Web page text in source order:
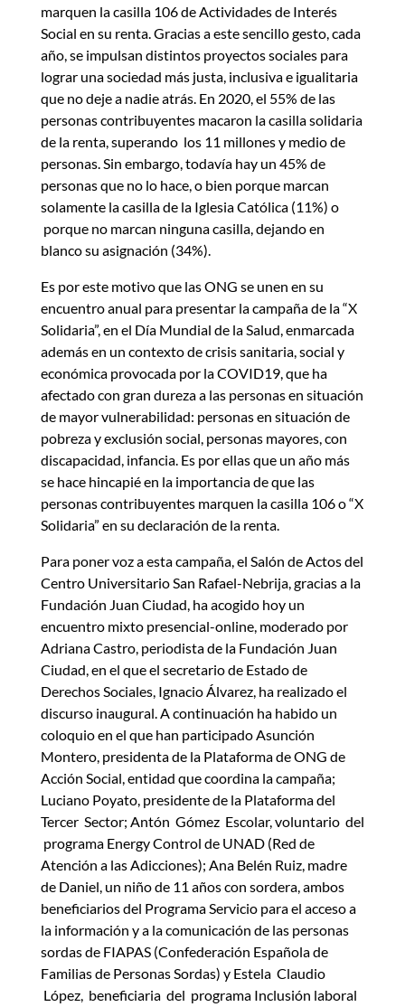
marquen la casilla 106 de Actividades de Interés
Social en su renta. Gracias a este sencillo gesto, cada
año, se impulsan distintos proyectos sociales para
lograr una sociedad más justa, inclusiva e igualitaria
que no deje a nadie atrás. En 2020, el 55% de las
personas contribuyentes macaron la casilla solidaria
de la renta, superando los 11 millones y medio de
personas. Sin embargo, todavía hay un 45% de
personas que no lo hace, o bien porque marcan
solamente la casilla de la Iglesia Católica (11%) o
porque no marcan ninguna casilla, dejando en
blanco su asignación (34%).
Es por este motivo que las ONG se unen en su
encuentro anual para presentar la campaña de la “X
Solidaria”, en el Día Mundial de la Salud, enmarcada
además en un contexto de crisis sanitaria, social y
económica provocada por la COVID19, que ha
afectado con gran dureza a las personas en situación
de mayor vulnerabilidad: personas en situación de
pobreza y exclusión social, personas mayores, con
discapacidad, infancia. Es por ellas que un año más
se hace hincapié en la importancia de que las
personas contribuyentes marquen la casilla 106 o “X
Solidaria” en su declaración de la renta.
Para poner voz a esta campaña, el Salón de Actos del
Centro Universitario San Rafael-Nebrija, gracias a la
Fundación Juan Ciudad, ha acogido hoy un
encuentro mixto presencial-online, moderado por
Adriana Castro, periodista de la Fundación Juan
Ciudad, en el que el secretario de Estado de
Derechos Sociales, Ignacio Álvarez, ha realizado el
discurso inaugural. A continuación ha habido un
coloquio en el que han participado Asunción
Montero, presidenta de la Plataforma de ONG de
Acción Social, entidad que coordina la campaña;
Luciano Poyato, presidente de la Plataforma del
Tercer Sector; Antón Gómez Escolar, voluntario del
programa Energy Control de UNAD (Red de
Atención a las Adicciones); Ana Belén Ruiz, madre
de Daniel, un niño de 11 años con sordera, ambos
beneficiarios del Programa Servicio para el acceso a
la información y a la comunicación de las personas
sordas de FIAPAS (Confederación Española de
Familias de Personas Sordas) y Estela Claudio
López, beneficiaria del programa Inclusión laboral